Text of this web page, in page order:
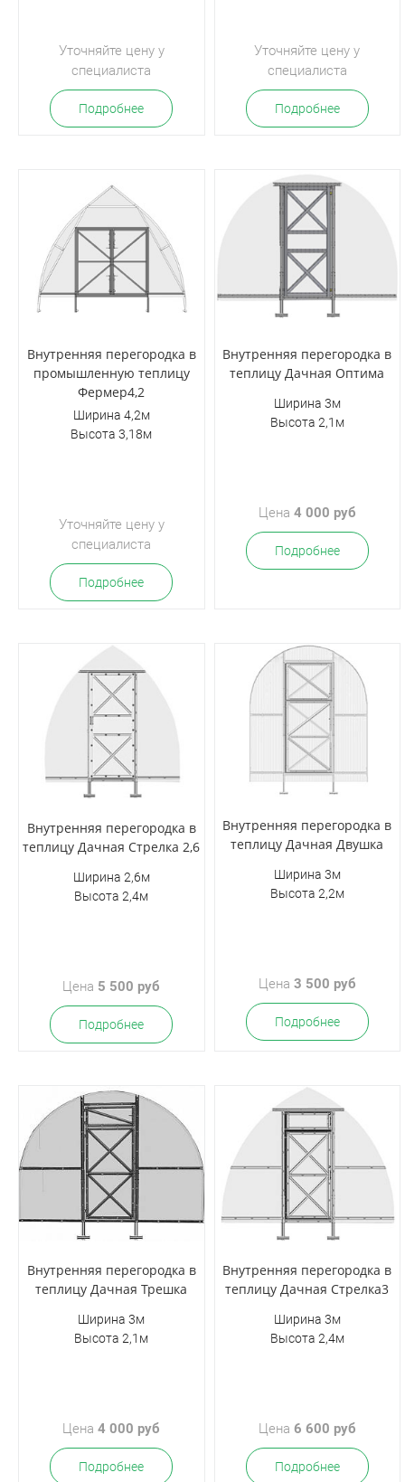
Уточняйте цену у
специалиста
Подробнее
Уточняйте цену у
специалиста
Подробнее
Внутренняя перегородка в
промышленную теплицу
Фермер4,2
Ширина 4,2м
Высота 3,18м
Уточняйте цену у
специалиста
Подробнее
Внутренняя перегородка в
теплицу Дачная Оптима
Ширина 3м
Высота 2,1м
Цена 4 000 руб
Подробнее
Внутренняя перегородка в
теплицу Дачная Стрелка 2,6
Ширина 2,6м
Высота 2,4м
Цена 5 500 руб
Подробнее
Внутренняя перегородка в
теплицу Дачная Двушка
Ширина 3м
Высота 2,2м
Цена 3 500 руб
Подробнее
Внутренняя перегородка в
теплицу Дачная Трешка
Ширина 3м
Высота 2,1м
Цена4 000 руб
Подробнее
Внутренняя перегородка в
теплицу Дачная Стрелка3
Ширина 3м
Высота 2,4м
Цена 6 600 руб
Подробнее